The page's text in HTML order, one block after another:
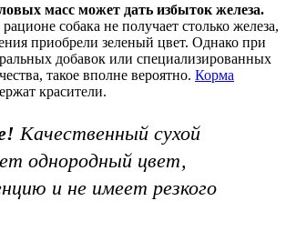
масс может дать избыток железа.
собака не получает столько железа,
приобрели зеленый цвет. Однако при
добавок или специализированных
такое вполне вероятно. Корма
красители.
Качественный сухой
однородный цвет,
и не имеет резкого